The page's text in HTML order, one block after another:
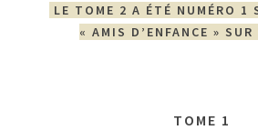
LE TOME 2 A ÉTÉ NUMÉRO 1
« AMIS D’ENFANCE » SUR
TOME 1